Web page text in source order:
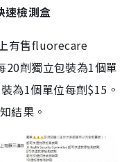
檢測盒
有售fluorecare
20劑獨立包裝為1個單
為1個單位每劑$15。
結果。